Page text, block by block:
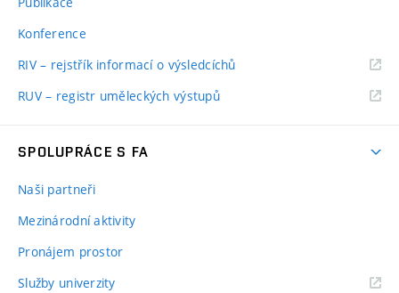
Konference
RIV – rejstřík informací o výsledcíchů
RUV – registr uměleckých výstupů
SPOLUPRÁCE S FA
Naši partneři
Mezinárodní aktivity
Pronájem prostor
Služby univerzity